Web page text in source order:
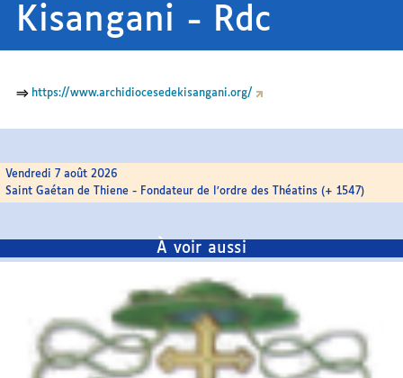
Kisangani - Rdc
⇒ https://www.archidiocesedekisangani.org/
Vendredi 7 août 2026
Saint Gaétan de Thiene - Fondateur de l’ordre des Théatins (+ 1547)
À voir aussi